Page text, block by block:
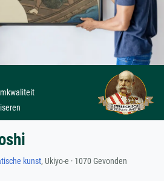
kunst, Ukiyo-e · 1070 Gevonden